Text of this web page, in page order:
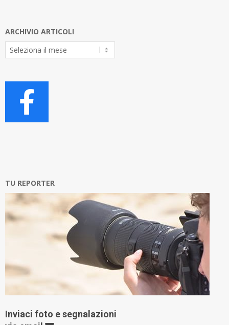
ARCHIVIO ARTICOLI
Archivio
Articoli
TU REPORTER
Inviaci foto e segnalazioni